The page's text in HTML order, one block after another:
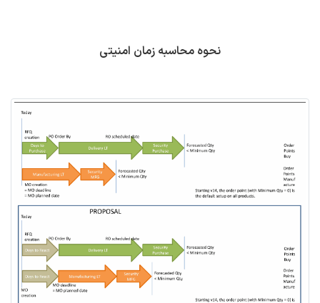
نحوه محاسبه زمان امنیتی